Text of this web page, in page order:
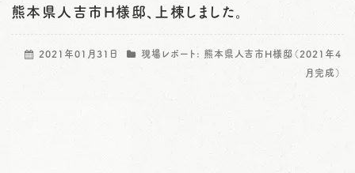
熊本県人吉市H様邸、上棟しました。
2021年01月31日 現場レポート: 熊本県人吉市H様邸（2021年4
月完成）
a
t